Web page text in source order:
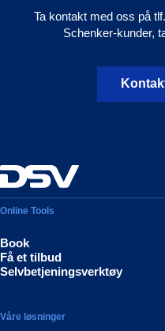
Ta kontakt med oss på
Schenker-kunder,
Online Tools
Book
Få et tilbud
Selvbetjeningsverktøy
Våre løsninger